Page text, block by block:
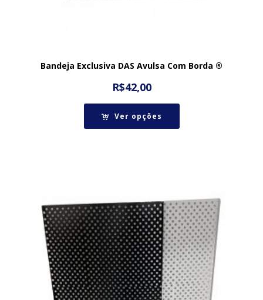
Bandeja Exclusiva DAS Avulsa Com Borda ®
R$42,00
Ver opções